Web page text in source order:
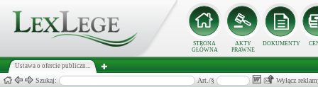
STRONA
GŁÓWNA
AKTY
PRAWNE
DOKUMENTY
Ustawa o ofercie publiczn...
Szukaj: Art./§ Wyłącz